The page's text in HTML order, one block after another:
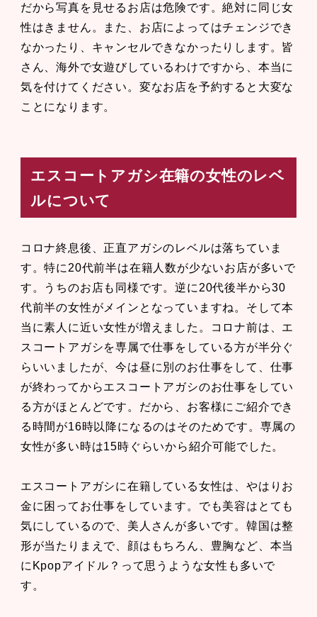
だから写真を見せるお店は危険です。絶対に同じ女
性はきません。また、お店によってはチェンジでき
なかったり、キャンセルできなかったりします。皆
さん、海外で女遊びしているわけですから、本当に
気を付けてください。変なお店を予約すると大変な
ことになります。
エスコートアガシ在籍の女性のレベ
ルについて
コロナ終息後、正直アガシのレベルは落ちていま
す。特に20代前半は在籍人数が少ないお店が多いで
す。うちのお店も同様です。逆に20代後半から30
代前半の女性がメインとなっていますね。そして本
当に素人に近い女性が増えました。コロナ前は、エ
スコートアガシを専属で仕事をしている方が半分ぐ
らいいましたが、今は昼に別のお仕事をして、仕事
が終わってからエスコートアガシのお仕事をしてい
る方がほとんどです。だから、お客様にご紹介でき
る時間が16時以降になるのはそのためです。専属の
女性が多い時は15時ぐらいから紹介可能でした。
エスコートアガシに在籍している女性は、やはりお
金に困ってお仕事をしています。でも美容はとても
気にしているので、美人さんが多いです。韓国は整
形が当たりまえで、顔はもちろん、豊胸など、本当
にKpopアイドル？って思うような女性も多いで
す。